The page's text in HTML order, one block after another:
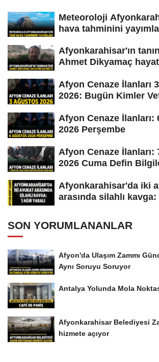
Meteoroloji
hava tahminini
Afyonkarahisar'ın
Ahmet Dikyamaç
Afyon Cenaze İlanları
2026: Bugün Kimler
Afyon Cenaze İlanları:
2026 Perşembe
Afyon Cenaze İlanları:
2026 Cuma Defin
Afyonkarahisar'da iki
arasında silahlı kavga:
SON YORUMLANANLAR
Afyon'da Ulaşım Zammı
Aynı Soruyu Soruyor
Antalya Yolunda Mola
Afyonkarahisar Belediyesi
hizmete açıyor